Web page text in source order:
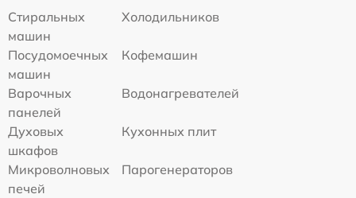
Стиральных
машин
Холодильников
Посудомоечных
машин
Кофемашин
Варочных
панелей
Водонагревателей
Духовых
шкафов
Кухонных плит
Микроволновых
печей
Парогенераторов